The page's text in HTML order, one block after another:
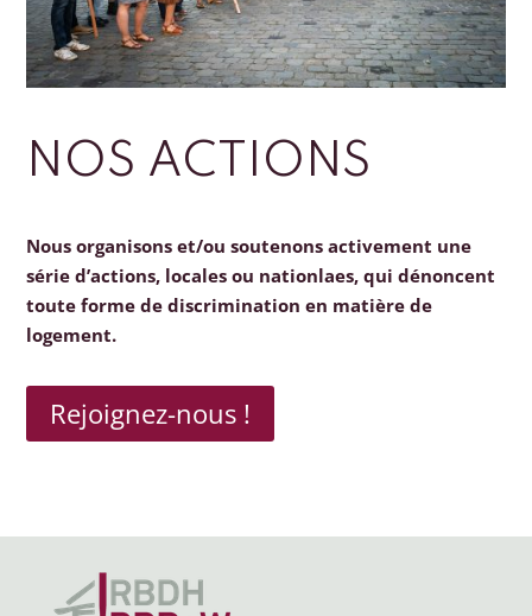
NOS ACTIONS
Nous organisons et/ou soutenons activement une
série d’actions, locales ou nationlaes, qui dénoncent
toute forme de discrimination en matière de
logement.
Rejoignez-nous !